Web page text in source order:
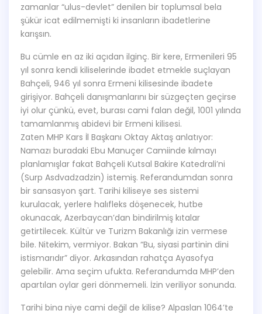
zamanlar “ulus-devlet” denilen bir toplumsal bela
şükür icat edilmemişti ki insanların ibadetlerine
karışsın.
Bu cümle en az iki açıdan ilginç. Bir kere, Ermenileri 95
yıl sonra kendi kiliselerinde ibadet etmekle suçlayan
Bahçeli, 946 yıl sonra Ermeni kilisesinde ibadete
girişiyor. Bahçeli danışmanlarını bir süzgeçten geçirse
iyi olur çünkü, evet, burası cami falan değil, 1001 yılında
tamamlanmış abidevi bir Ermeni kilisesi.
Zaten MHP Kars İl Başkanı Oktay Aktaş anlatıyor:
Namazı buradaki Ebu Manuçer Camiinde kılmayı
planlamışlar fakat Bahçeli Kutsal Bakire Katedrali’ni
(Surp Asdvadzadzin) istemiş. Referandumdan sonra
bir sansasyon şart. Tarihi kiliseye ses sistemi
kurulacak, yerlere halıfleks döşenecek, hutbe
okunacak, Azerbaycan’dan bindirilmiş kıtalar
getirtilecek. Kültür ve Turizm Bakanlığı izin vermese
bile. Nitekim, vermiyor. Bakan “Bu, siyasi partinin dini
istismarıdır” diyor. Arkasından rahatça Ayasofya
gelebilir. Ama seçim ufukta. Referandumda MHP’den
apartılan oylar geri dönmemeli. İzin veriliyor sonunda.
Tarihi bina niye cami değil de kilise? Alpaslan 1064’te